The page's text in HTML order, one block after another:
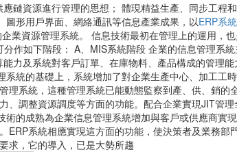
鏈資源進行管理的思想； 體現精益生產、同步工程
形用戶界面、網絡通訊等信息產業成果，以ERP系統
業資源管理系統。 信息技術最初在管理上的運用，
如下階段： A、MIS系統階段 企業的信息管理系統
力及系統對客戶訂單、在庫物料、產品構成的管理
統的基礎上，系統增加了對企業生產中心、加工工
系統，這種管理系統已能動態監察到產、供、銷的
調整資源調度等方面的功能。配合企業實現JIT管
的成熟為企業信息管理系統增加與客戶或供應商實
系統相應實現這方面的功能，使決策者及業務部
求，它的導入，已是大勢所趨